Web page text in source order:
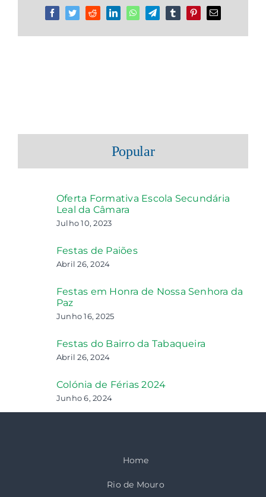
FacebookTwitterRedditLinkedInWhatsAppTelegramTumblrPinterestEmail
Popular
Oferta Formativa Escola Secundária
Leal da Câmara
Julho 10, 2023
Festas de Paiões
Abril 26, 2024
Festas em Honra de Nossa Senhora da
Paz
Junho 16, 2025
Festas do Bairro da Tabaqueira
Abril 26, 2024
Colónia de Férias 2024
Junho 6, 2024
Home
Rio de Mouro